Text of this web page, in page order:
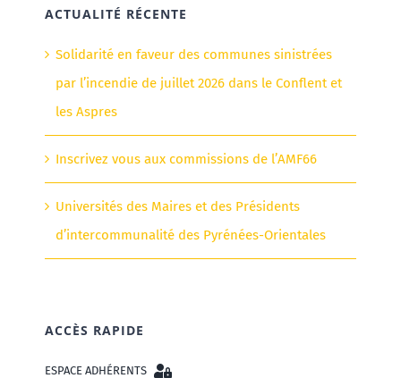
ACTUALITÉ RÉCENTE
Solidarité en faveur des communes sinistrées
par l’incendie de juillet 2026 dans le Conflent et
les Aspres
Inscrivez vous aux commissions de l’AMF66
Universités des Maires et des Présidents
d’intercommunalité des Pyrénées-Orientales
ACCÈS RAPIDE
ESPACE ADHÉRENTS